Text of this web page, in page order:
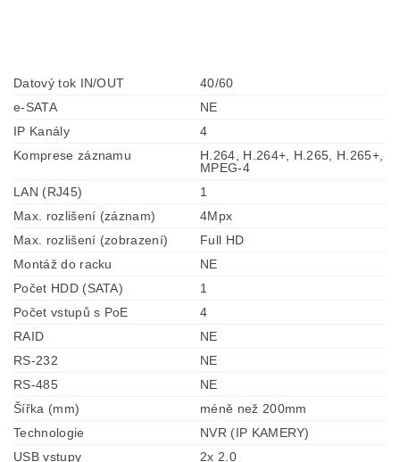
Datový tok IN/OUT
40/60
e-SATA
NE
IP Kanály
4
Komprese záznamu
H.264, H.264+, H.265, H.265+,
MPEG-4
LAN (RJ45)
1
Max. rozlišení (záznam)
4Mpx
Max. rozlišení (zobrazení)
Full HD
Montáž do racku
NE
Počet HDD (SATA)
1
Počet vstupů s PoE
4
RAID
NE
RS-232
NE
RS-485
NE
Šířka (mm)
méně než 200mm
Technologie
NVR (IP KAMERY)
USB vstupy
2x 2.0